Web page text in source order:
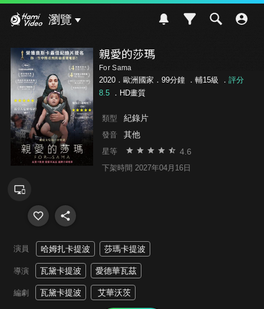
瀏覽
親愛的莎瑪
For Sama
2020．歐洲國家．99分鐘 ． 輔15級 ． 評分
8.5．HD畫質
類型 紀錄片
發音 其他
星等 4.6
下架時間 2027年04月16日
演員 哈姆扎卡提波 莎瑪卡提波
導演 瓦黛卡提波 愛德華瓦茲
編劇 瓦黛卡提波 艾華沃茨